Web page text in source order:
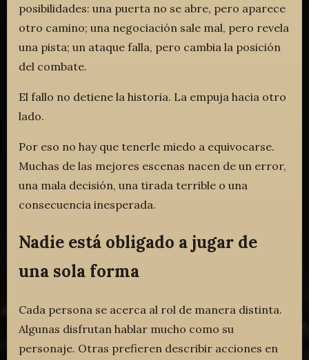
posibilidades: una puerta no se abre, pero aparece
otro camino; una negociación sale mal, pero revela
una pista; un ataque falla, pero cambia la posición
del combate.
El fallo no detiene la historia. La empuja hacia otro
lado.
Por eso no hay que tenerle miedo a equivocarse.
Muchas de las mejores escenas nacen de un error,
una mala decisión, una tirada terrible o una
consecuencia inesperada.
Nadie está obligado a jugar de
una sola forma
Cada persona se acerca al rol de manera distinta.
Algunas disfrutan hablar mucho como su
personaje. Otras prefieren describir acciones en